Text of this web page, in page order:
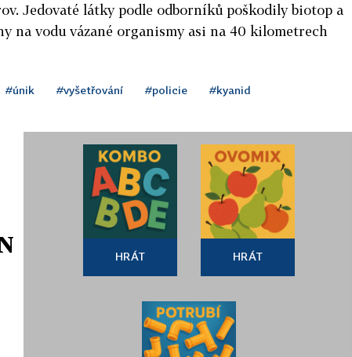
Jedovaté látky podle odborníků poškodily biotop a
na vodu vázané organismy asi na 40 kilometrech
#únik #vyšetřování #policie #kyanid
HRÁT HRÁT